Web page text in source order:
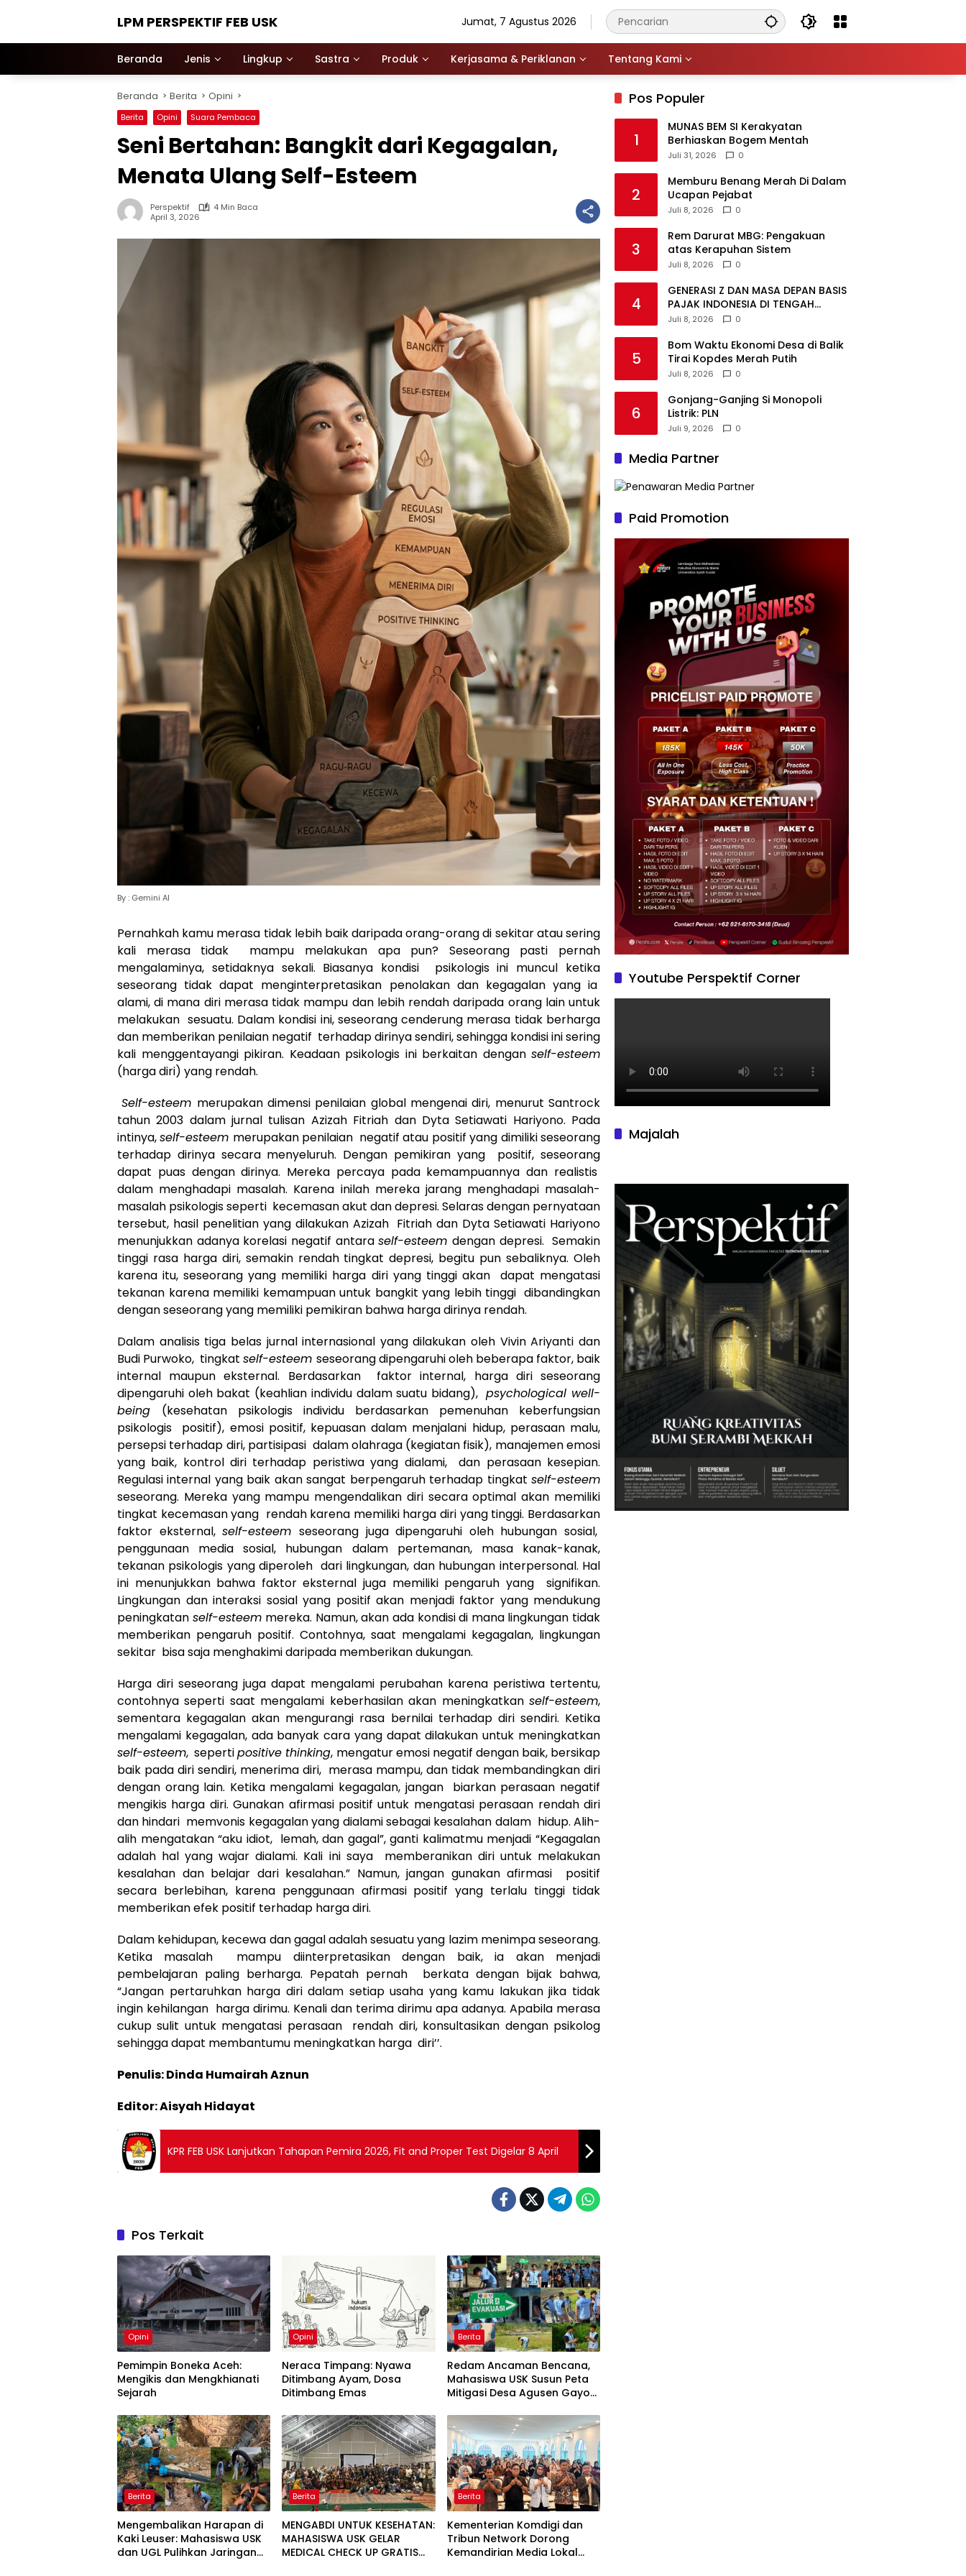
LPM PERSPEKTIF FEB USK Jumat, 7 Agustus 2026
Beranda Jenis Lingkup Sastra Produk Kerjasama & Periklanan Tentang Kami
Beranda Berita Opini
Berita Opini Suara Pembaca
Seni Bertahan: Bangkit dari Kegagalan,
Menata Ulang Self-Esteem
Perspektif
4 Min Baca
April 3, 2026
By : Gemini AI
Pernahkah kamu merasa tidak lebih baik daripada orang-orang di sekitar atau sering
kali merasa tidak mampu melakukan apa pun? Seseorang pasti pernah
mengalaminya, setidaknya sekali. Biasanya kondisi psikologis ini muncul ketika
seseorang tidak dapat menginterpretasikan penolakan dan kegagalan yang ia
alami, di mana diri merasa tidak mampu dan lebih rendah daripada orang lain untuk
melakukan sesuatu. Dalam kondisi ini, seseorang cenderung merasa tidak berharga
dan memberikan penilaian negatif terhadap dirinya sendiri, sehingga kondisi ini sering
kali menggentayangi pikiran. Keadaan psikologis ini berkaitan dengan self-esteem
(harga diri) yang rendah.
Self-esteem merupakan dimensi penilaian global mengenai diri, menurut Santrock
tahun 2003 dalam jurnal tulisan Azizah Fitriah dan Dyta Setiawati Hariyono. Pada
intinya,self-esteem merupakan penilaian negatif atau positif yang dimiliki seseorang
terhadap dirinya secara menyeluruh. Dengan pemikiran yang positif, seseorang
dapat puas dengan dirinya. Mereka percaya pada kemampuannya dan realistis
dalam menghadapi masalah. Karena inilah mereka jarang menghadapi masalah-
masalah psikologis seperti kecemasan akut dan depresi. Selaras dengan pernyataan
tersebut, hasil penelitian yang dilakukan Azizah Fitriah dan Dyta Setiawati Hariyono
menunjukkan adanya korelasi negatif antaraself-esteemdengan depresi. Semakin
tinggi rasa harga diri, semakin rendah tingkat depresi, begitu pun sebaliknya. Oleh
karena itu, seseorang yang memiliki harga diri yang tinggi akan dapat mengatasi
tekanan karena memiliki kemampuan untuk bangkit yang lebih tinggi dibandingkan
dengan seseorang yang memiliki pemikiran bahwa harga dirinya rendah.
Dalam analisis tiga belas jurnal internasional yang dilakukan oleh Vivin Ariyanti dan
Budi Purwoko, tingkatself-esteem seseorang dipengaruhi oleh beberapa faktor, baik
internal maupun eksternal. Berdasarkan faktor internal, harga diri seseorang
dipengaruhi oleh bakat (keahlian individu dalam suatu bidang),psychological well-
being (kesehatan psikologis individu berdasarkan pemenuhan keberfungsian
psikologis positif), emosi positif, kepuasan dalam menjalani hidup, perasaan malu,
persepsi terhadap diri, partisipasi dalam olahraga (kegiatan fisik), manajemen emosi
yang baik, kontrol diri terhadap peristiwa yang dialami, dan perasaan kesepian.
Regulasi internal yang baik akan sangat berpengaruh terhadap tingkat self-esteem
seseorang. Mereka yang mampu mengendalikan diri secara optimal akan memiliki
tingkat kecemasan yang rendah karena memiliki harga diri yang tinggi. Berdasarkan
faktor eksternal,self-esteem seseorang juga dipengaruhi oleh hubungan sosial,
penggunaan media sosial, hubungan dalam pertemanan, masa kanak-kanak,
tekanan psikologis yang diperoleh dari lingkungan, dan hubungan interpersonal. Hal
ini menunjukkan bahwa faktor eksternal juga memiliki pengaruh yang signifikan.
Lingkungan dan interaksi sosial yang positif akan menjadi faktor yang mendukung
peningkatan self-esteem mereka. Namun, akan ada kondisi di mana lingkungan tidak
memberikan pengaruh positif. Contohnya, saat mengalami kegagalan, lingkungan
sekitar bisa saja menghakimi daripada memberikan dukungan.
Harga diri seseorang juga dapat mengalami perubahan karena peristiwa tertentu,
contohnya seperti saat mengalami keberhasilan akan meningkatkan self-esteem,
sementara kegagalan akan mengurangi rasa bernilai terhadap diri sendiri. Ketika
mengalami kegagalan, ada banyak cara yang dapat dilakukan untuk meningkatkan
self-esteem, sepertipositive thinking, mengatur emosi negatif dengan baik, bersikap
baik pada diri sendiri, menerima diri, merasa mampu, dan tidak membandingkan diri
dengan orang lain. Ketika mengalami kegagalan, jangan biarkan perasaan negatif
mengikis harga diri. Gunakan afirmasi positif untuk mengatasi perasaan rendah diri
dan hindari memvonis kegagalan yang dialami sebagai kesalahan dalam hidup. Alih-
alih mengatakan “aku idiot, lemah, dan gagal”, ganti kalimatmu menjadi “Kegagalan
adalah hal yang wajar dialami. Kali ini saya memberanikan diri untuk melakukan
kesalahan dan belajar dari kesalahan.” Namun, jangan gunakan afirmasi positif
secara berlebihan, karena penggunaan afirmasi positif yang terlalu tinggi tidak
memberikan efek positif terhadap harga diri.
Dalam kehidupan, kecewa dan gagal adalah sesuatu yang lazim menimpa seseorang.
Ketika masalah mampu diinterpretasikan dengan baik, ia akan menjadi
pembelajaran paling berharga. Pepatah pernah berkata dengan bijak bahwa,
“Jangan pertaruhkan harga diri dalam setiap usaha yang kamu lakukan jika tidak
ingin kehilangan harga dirimu. Kenali dan terima dirimu apa adanya. Apabila merasa
cukup sulit untuk mengatasi perasaan rendah diri, konsultasikan dengan psikolog
sehingga dapat membantumu meningkatkan harga diri’’.
Penulis: Dinda Humairah Aznun
Editor: Aisyah Hidayat
KPR FEB USK Lanjutkan Tahapan Pemira 2026, Fit and Proper Test Digelar 8 April
Pos Terkait
Opini
Pemimpin Boneka Aceh:
Mengikis dan Mengkhianati
Sejarah
Opini
Neraca Timpang: Nyawa
Ditimbang Ayam, Dosa
Ditimbang Emas
Berita
Redam Ancaman Bencana,
Mahasiswa USK Susun Peta
Mitigasi Desa Agusen Gayo
Berita
Mengembalikan Harapan di
Kaki Leuser: Mahasiswa USK
dan UGL Pulihkan Jaringan
Berita
MENGABDI UNTUK KESEHATAN:
MAHASISWA USK GELAR
MEDICAL CHECK UP GRATIS
Berita
Kementerian Komdigi dan
Tribun Network Dorong
Kemandirian Media Lokal
Pos Populer
1
MUNAS BEM SI Kerakyatan
Berhiaskan Bogem Mentah
Juli 31, 2026 0
2
Memburu Benang Merah Di Dalam
Ucapan Pejabat
Juli 8, 2026 0
3
Rem Darurat MBG: Pengakuan
atas Kerapuhan Sistem
Juli 8, 2026 0
4
GENERASI Z DAN MASA DEPAN BASIS
PAJAK INDONESIA DI TENGAH
DISRUPSI GLOBAL
Juli 8, 2026 0
5
Bom Waktu Ekonomi Desa di Balik
Tirai Kopdes Merah Putih
Juli 8, 2026 0
6
Gonjang-Ganjing Si Monopoli
Listrik: PLN
Juli 9, 2026 0
Media Partner
Paid Promotion
Youtube Perspektif Corner
Majalah